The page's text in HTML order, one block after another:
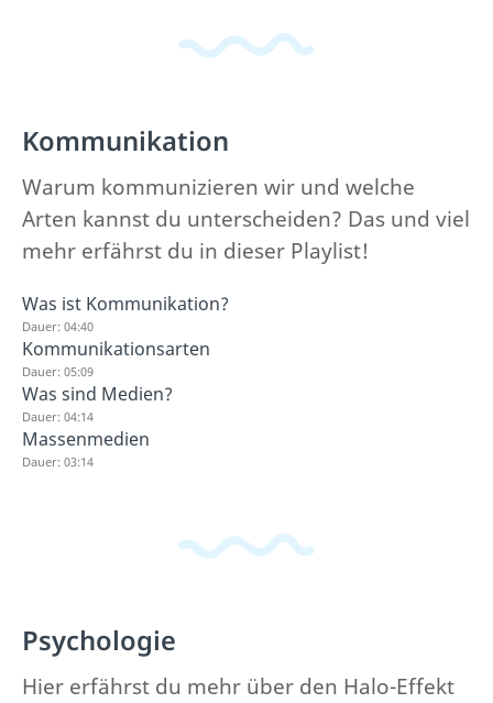
Kommunikation
Warum kommunizieren wir und welche
Arten kannst du unterscheiden? Das und viel
mehr erfährst du in dieser Playlist!
Was ist Kommunikation?
Dauer: 04:40
Kommunikationsarten
Dauer: 05:09
Was sind Medien?
Dauer: 04:14
Massenmedien
Dauer: 03:14
Psychologie
Hier erfährst du mehr über den Halo-Effekt